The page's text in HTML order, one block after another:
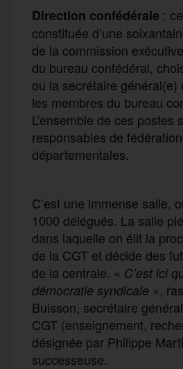
Direction confédérale :
constituée d’une
de la commission
du bureau confédéral,
ou la secrétaire général(e)
les membres du bureau
L’ensemble de ces postes
responsables de
départementales.
C’est une immense salle,
1000 délégués. La salle
dans laquelle on élit la
de la CGT et décide des
de la centrale. « C’est ici
démocratie syndicale »,
Buisson, secrétaire
CGT (enseignement,
désignée par Philippe
successeuse.